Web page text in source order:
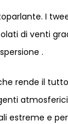
I
di venti
.
rende il
e per